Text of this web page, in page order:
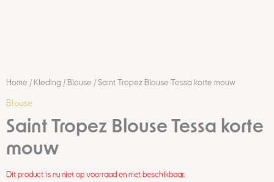
Home / Kleding / Blouse / Saint Tropez Blouse Tessa korte mouw
Blouse
Saint Tropez Blouse Tessa korte
mouw
Dit product is nu niet op voorraad en niet beschikbaar.